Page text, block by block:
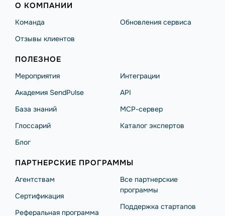
О КОМПАНИИ
Команда
Отзывы клиентов
Обновления сервиса
ПОЛЕЗНОЕ
Мероприятия
Академия SendPulse
База знаний
Глоссарий
Блог
Интеграции
API
MCP-сервер
Каталог экспертов
ПАРТНЕРСКИЕ ПРОГРАММЫ
Агентствам
Сертификация
Реферальная программа
Все партнерские
программы
Поддержка стартапов